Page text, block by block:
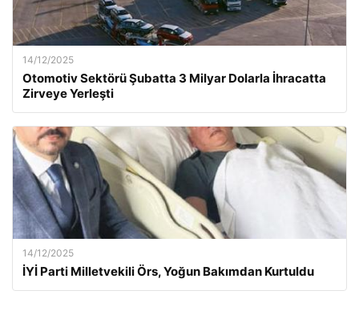
14/12/2025
Otomotiv Sektörü Şubatta 3 Milyar Dolarla İhracatta
Zirveye Yerleşti
14/12/2025
İYİ Parti Milletvekili Örs, Yoğun Bakımdan Kurtuldu